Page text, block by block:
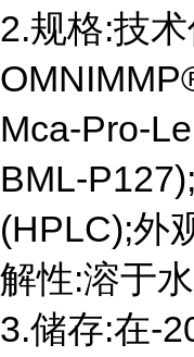
2.规格:技
Mca-Pro-
BML-
(HPLC);外
解性:溶于
3.储存:在-